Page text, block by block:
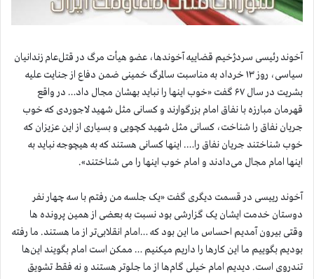
آخوند رئیسی سردژخیم قضاییه آخوندها، عضو هیأت مرگ در قتل‌عام زندانیان
سیاسی، روز ۱۳ خرداد به مناسبت سالمرگ خمینی ضمن دفاع از جنایت علیه
بشریت در سال ۶۷ گفت «خوب اینها را نباید بهشان مجال داد… در واقع
قهرمان مبارزه با نفاق امام بزرگوارند و کسانی مثل شهید لاجوردی که خوب
جریان نفاق را شناخت، کسانی مثل شهید کچویی و بسیاری از این عزیزان که
خوب شناختند جریان نفاق را…. اینها کسانی هستند که به هیچوجه نباید به
اینها امام مجال می‌دادند و امام خوب اینها را می شناختند».
آخوند رییسی در قسمت دیگری گفت «یک جلسه من رفتم با سه چهار نفر
دوستان خدمت ایشان یک گزارشی بود نسبت به بعضی از همین پرونده ها
وقتی بیرون آمدیم احساس ما این بود که …امام انقلابی‌تر از ما هستند. ما رفته
بودیم بگوییم ما این کارها را داریم میکنیم … ممکن است امام بگویند این‌ها
تندروی است. دیدیم امام خیلی گام‌ها از ما جلوتر هستند و نه فقط تشویق